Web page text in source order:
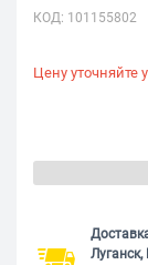
КОД: 101155802
Цену уточняйте